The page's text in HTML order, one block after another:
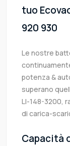
tuo
920 930
Le nostre
potenza &
superano
LI-148-3200,
di carica-
Capacità